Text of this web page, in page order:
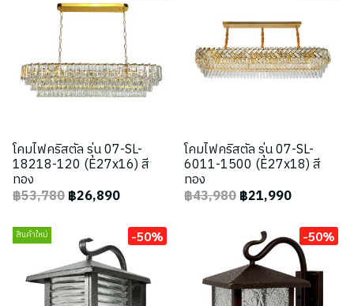
โคมไฟคริสตัล รุ่น 07-SL-
18218-120 (E27x16) สี
ทอง
฿53,780฿26,890
โคมไฟคริสตัล รุ่น 07-SL-
6011-1500 (E27x18) สี
ทอง
฿43,980฿21,990
สินค้าใหม่ -50% -50%